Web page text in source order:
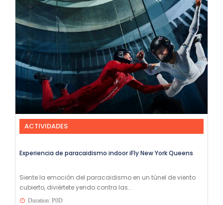
ACTIVIDADES
Experiencia de paracaidismo indoor iFly New York Queens
Siente la emoción del paracaidismo en un túnel de viento
cubierto, diviértete yendo contra las...
Duration: P0D